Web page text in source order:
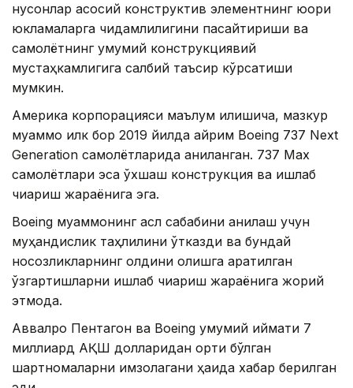
нуқсонлар асосий конструктив элементнинг юқори
юкламаларга чидамлилигини пасайтириши ва
самолётнинг умумий конструкциявий
мустаҳкамлигига салбий таъсир кўрсатиши
мумкин.
Америка корпорацияси маълум қилишича, мазкур
муаммо илк бор 2019 йилда айрим Boeing 737 Next
Generation самолётларида аниқланган. 737 Max
самолётлари эса ўхшаш конструкция ва ишлаб
чиқариш жараёнига эга.
Boeing муаммонинг асл сабабини аниқлаш учун
муҳандислик таҳлилини ўтказди ва бундай
носозликларнинг олдини олишга қаратилган
ўзгартишларни ишлаб чиқариш жараёнига жорий
этмоқда.
Аввалроқ Пентагон ва Boeing умумий қиймати 7
миллиард АҚШ долларидан ортиқ бўлган
шартномаларни имзолагани ҳақида хабар берилган